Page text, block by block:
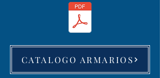
CATALOGO ARMARIOS